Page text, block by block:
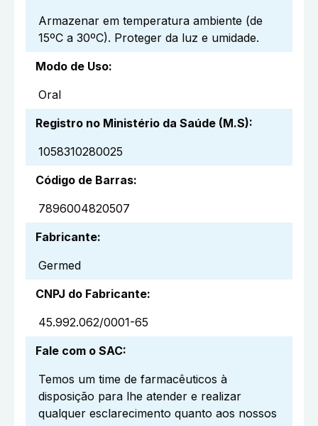
Armazenar em temperatura ambiente (de
15ºC a 30ºC). Proteger da luz e umidade.
Modo de Uso:
Oral
Registro no Ministério da Saúde (M.S):
1058310280025
Código de Barras:
7896004820507
Fabricante:
Germed
CNPJ do Fabricante:
45.992.062/0001-65
Fale com o SAC:
Temos um time de farmacêuticos à
disposição para lhe atender e realizar
qualquer esclarecimento quanto aos nossos